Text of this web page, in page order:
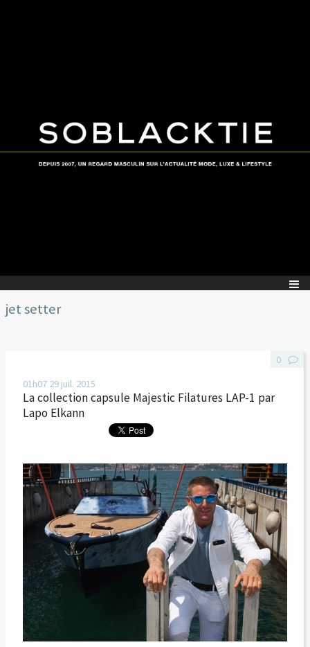
jet setter
01h07 29 juil. 2015
La collection capsule Majestic Filatures LAP-1 par
Lapo Elkann
0